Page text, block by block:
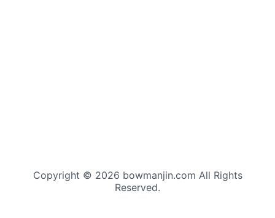
Copyright © 2026 bowmanjin.com All Rights
Reserved.